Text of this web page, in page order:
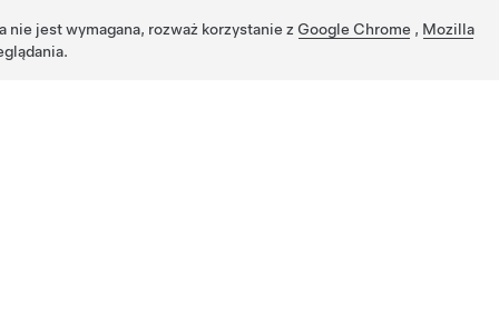
jest wymagana, rozważ korzystanie z Google Chrome , Mozilla